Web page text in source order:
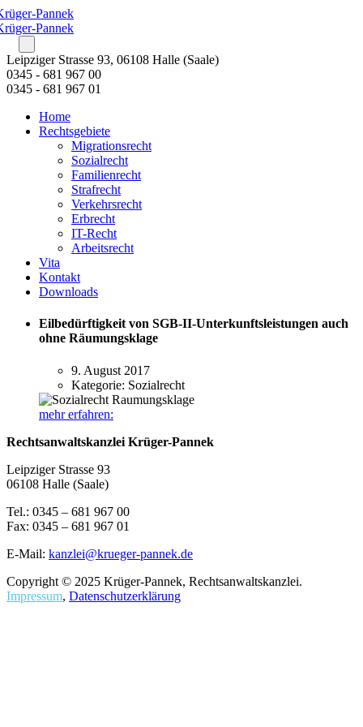
Leipziger Strasse 93, 06108 Halle (Saale)
0345 - 681 967 00
0345 - 681 967 01
Home
Rechtsgebiete
Migrationsrecht
Sozialrecht
Familienrecht
Strafrecht
Verkehrsrecht
Erbrecht
IT-Recht
Arbeitsrecht
Vita
Kontakt
Downloads
Eilbedürftigkeit von SGB-II-Unterkunftsleistungen auch
ohne Räumungsklage
9. August 2017
Kategorie: Sozialrecht
mehr erfahren:
Rechtsanwaltskanzlei Krüger-Pannek
Leipziger Strasse 93
06108 Halle (Saale)
Tel.: 0345 – 681 967 00
Fax: 0345 – 681 967 01
E-Mail: kanzlei@krueger-pannek.de
Copyright © 2025 Krüger-Pannek, Rechtsanwaltskanzlei.
Impressum, Datenschutzerklärung